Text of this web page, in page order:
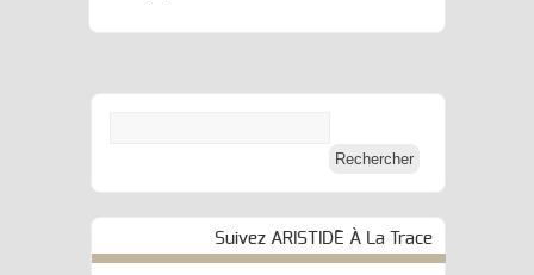
Suivez ARISTIDE À La Trace